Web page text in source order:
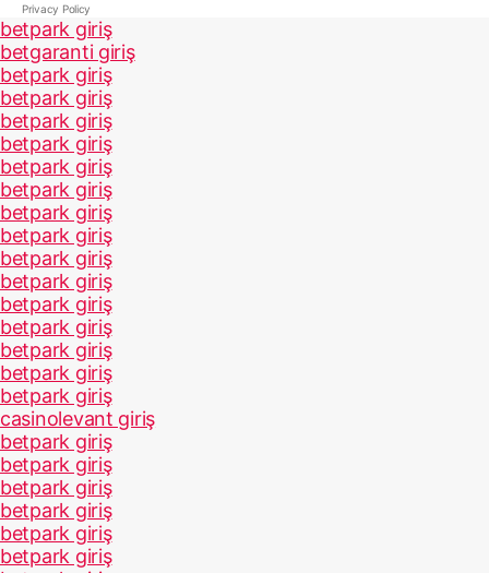
Privacy Policy
betpark giriş
betgaranti giriş
betpark giriş
betpark giriş
betpark giriş
betpark giriş
betpark giriş
betpark giriş
betpark giriş
betpark giriş
betpark giriş
betpark giriş
betpark giriş
betpark giriş
betpark giriş
betpark giriş
betpark giriş
casinolevant giriş
betpark giriş
betpark giriş
betpark giriş
betpark giriş
betpark giriş
betpark giriş